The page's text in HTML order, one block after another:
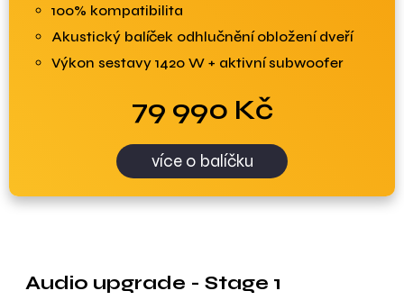
100% kompatibilita
Akustický balíček odhlučnění obložení dveří
Výkon sestavy 1420 W + aktivní subwoofer
79 990 Kč
více o balíčku
Audio upgrade - Stage 1